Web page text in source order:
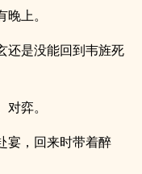
上。
还是没能回到韦旌死
弈。
宴，回来时带着醉